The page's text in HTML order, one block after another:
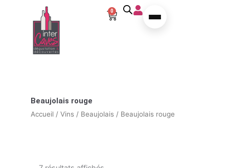
Aller au contenu
0Panier
Beaujolais rouge
Accueil / Vins / Beaujolais / Beaujolais rouge